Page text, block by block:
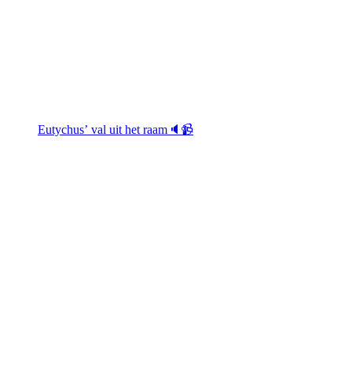
Eutychus’ val uit het raam🔈📹